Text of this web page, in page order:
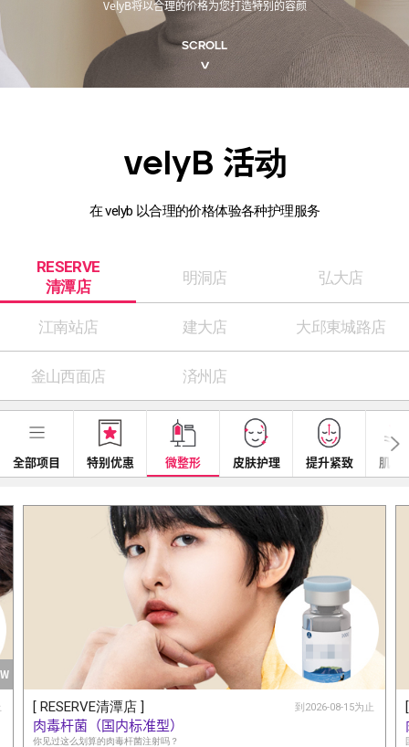
VelyB将以合理的价格为您打造特别的容颜
SCROLL
>
velyB 活动
在 velyb 以合理的价格体验各种护理服务
RESERVE
清潭店
明洞店 弘大店
江南站店 建大店 大邱東城路店
釜山西面店 済州店
全部项目 特别优惠 微整形 皮肤护理 提升紧致 肌肤
[ RESERVE清潭店 ]
肉毒杆菌（国内标准型）
到2026-08-15为止
你见过这么划算的肉毒杆菌注射吗？